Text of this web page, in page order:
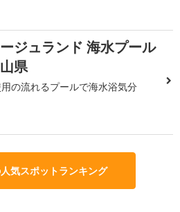
ジュランド 海水プール
県
の流れるプールで海水浴気分
気スポットランキング